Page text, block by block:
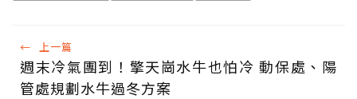
← 上一篇
週末冷氣團到！擎天崗水牛也怕冷 動保處、陽
管處規劃水牛過冬方案